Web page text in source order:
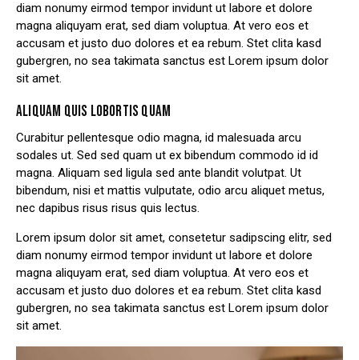
diam nonumy eirmod tempor invidunt ut labore et dolore
magna aliquyam erat, sed diam voluptua. At vero eos et
accusam et justo duo dolores et ea rebum. Stet clita kasd
gubergren, no sea takimata sanctus est Lorem ipsum dolor
sit amet.
ALIQUAM QUIS LOBORTIS QUAM
Curabitur pellentesque odio magna, id malesuada arcu
sodales ut. Sed sed quam ut ex bibendum commodo id id
magna. Aliquam sed ligula sed ante blandit volutpat. Ut
bibendum, nisi et mattis vulputate, odio arcu aliquet metus,
nec dapibus risus risus quis lectus.
Lorem ipsum dolor sit amet, consetetur sadipscing elitr, sed
diam nonumy eirmod tempor invidunt ut labore et dolore
magna aliquyam erat, sed diam voluptua. At vero eos et
accusam et justo duo dolores et ea rebum. Stet clita kasd
gubergren, no sea takimata sanctus est Lorem ipsum dolor
sit amet.